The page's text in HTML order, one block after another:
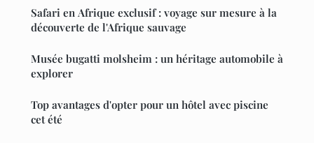
Safari en Afrique exclusif : voyage sur mesure à la
découverte de l'Afrique sauvage
Musée bugatti molsheim : un héritage automobile à
explorer
Top avantages d'opter pour un hôtel avec piscine
cet été